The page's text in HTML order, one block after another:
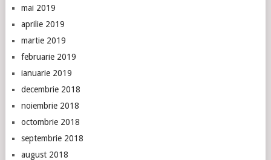
mai 2019
aprilie 2019
martie 2019
februarie 2019
ianuarie 2019
decembrie 2018
noiembrie 2018
octombrie 2018
septembrie 2018
august 2018